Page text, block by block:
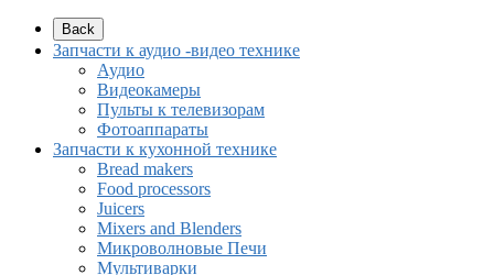
Back
Запчасти к аудио -видео технике
Аудио
Видеокамеры
Пульты к телевизорам
Фотоаппараты
Запчасти к кухонной технике
Bread makers
Food processors
Juicers
Mixers and Blenders
Микроволновые Печи
Мультиварки